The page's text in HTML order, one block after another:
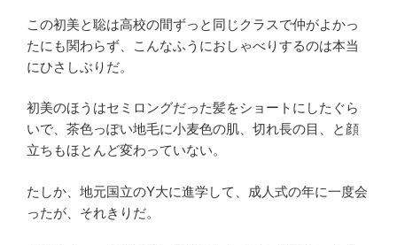
この初美と聡は高校の間ずっと同じクラスで仲がよかっ
たにも関わらず、こんなふうにおしゃべりするのは本当
にひさしぶりだ。
初美のほうはセミロングだった髪をショートにしたぐら
いで、茶色っぽい地毛に小麦色の肌、切れ長の目、と顔
立ちもほとんど変わっていない。
たしか、地元国立のY大に進学して、成人式の年に一度会
ったが、それきりだ。